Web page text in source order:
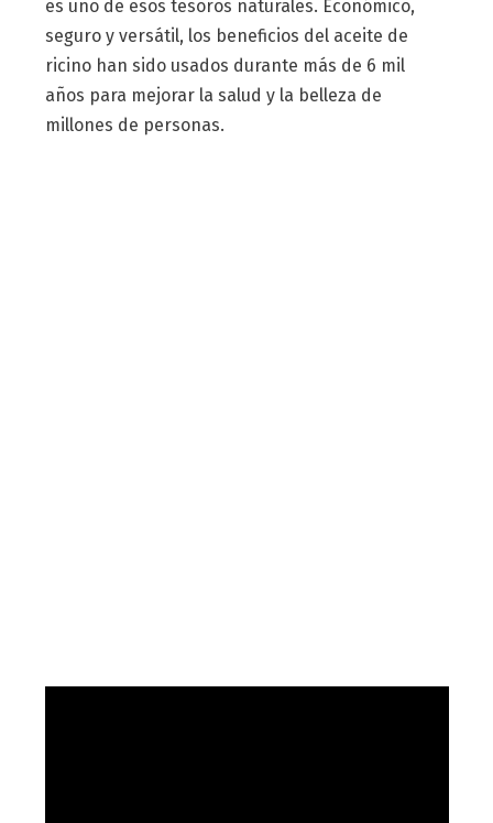
es uno de esos tesoros naturales. Económico,
seguro y versátil, los beneficios del aceite de
ricino han sido usados durante más de 6 mil
años para mejorar la salud y la belleza de
millones de personas.